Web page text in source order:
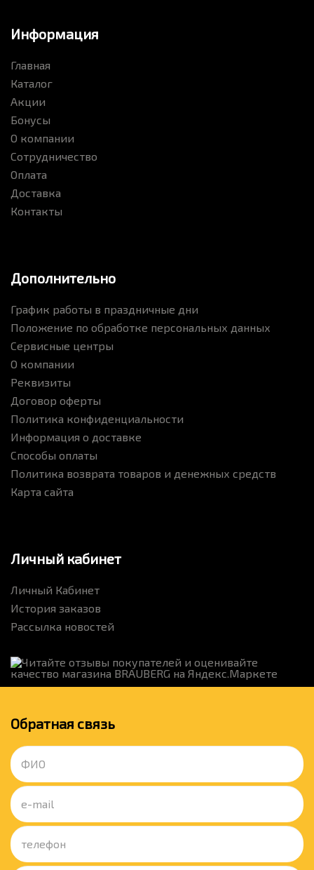
Информация
Главная
Каталог
Акции
Бонусы
О компании
Сотрудничество
Оплата
Доставка
Контакты
Дополнительно
График работы в праздничные дни
Положение по обработке персональных данных
Сервисные центры
О компании
Реквизиты
Договор оферты
Политика конфиденциальности
Информация о доставке
Способы оплаты
Политика возврата товаров и денежных средств
Карта сайта
Личный кабинет
Личный Кабинет
История заказов
Рассылка новостей
Обратная связь